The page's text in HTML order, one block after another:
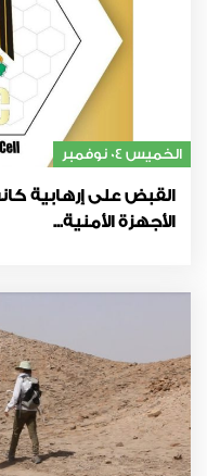
الخميس 04 نوفمبر
القبض على إرهابية
الأجهزة الأمنية...